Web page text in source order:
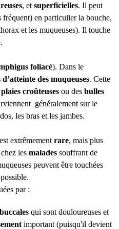
, et superficielles. Il peut
fréquent) en particulier la bouche,
et les muqueuses). Il touche
foliacé). Dans le
d’atteinte des muqueuses. Cette
plaies croûteuses ou des bulles
généralement sur le
les bras et les jambes.
est extrêmement rare, mais plus
les malades souffrant de
peuvent être touchées
par :
qui sont douloureuses et
important (puisqu'il devient